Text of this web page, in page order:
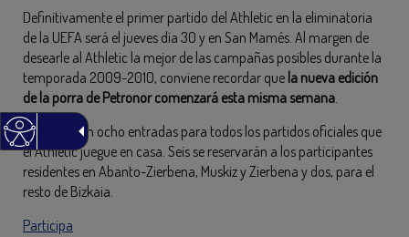
Definitivamente el primer partido del Athletic en la eliminatoria
de la UEFA será el jueves día 30 y en San Mamés. Al margen de
desearle al Athletic la mejor de las campañas posibles durante la
temporada 2009-2010, conviene recordar que la nueva edición
de la porra de Petronor comenzará esta misma semana.
Se sortearán ocho entradas para todos los partidos oficiales que
el Athletic juegue en casa. Seis se reservarán a los participantes
residentes en Abanto-Zierbena, Muskiz y Zierbena y dos, para el
resto de Bizkaia.
Participa